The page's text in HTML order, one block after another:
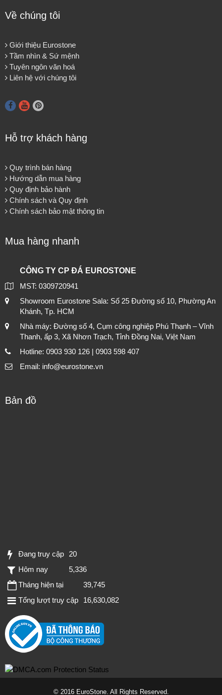
Về chúng tôi
Giới thiệu Eurostone
Tầm nhìn & Sứ mệnh
Tuyên ngôn văn hoá
Liên hệ với chúng tôi
Hỗ trợ khách hàng
Quy trình bán hàng
Hướng dẫn mua hàng
Quy định bảo hành
Chính sách và Quy định
Chính sách bảo mật thông tin
Mua hàng nhanh
CÔNG TY CP ĐÁ EUROSTONE
MST: 0309720941
Showroom Eurostone Sala: Số 25 Đường số 10, Phường An
Khánh, Tp. HCM
Nhà máy: Đường số 4, Cụm công nghiệp Phú Thạnh – Vĩnh
Thanh, ấp 3, Xã Nhơn Trạch, Tỉnh Đồng Nai, Việt Nam
Hotline: 0903 930 126 | 0903 598 407
Email: info@eurostone.vn
Bản đồ
Đang truy cập 20
Hôm nay
5,336
Tháng hiện tại
39,745
Tổng lượt truy cập
16,630,082
© 2016 EuroStone. All Rights Reserved.